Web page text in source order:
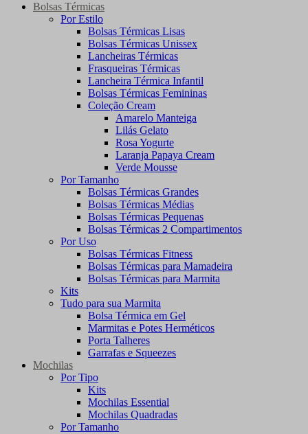
Bolsas Térmicas
Por Estilo
Bolsas Térmicas Lisas
Bolsas Térmicas Unissex
Lancheiras Térmicas
Frasqueiras Térmicas
Lancheira Térmica Infantil
Bolsas Térmicas Femininas
Coleção Cream
Amarelo Manteiga
Lilás Gelato
Rosa Yogurte
Laranja Papaya Cream
Verde Mousse
Por Tamanho
Bolsas Térmicas Grandes
Bolsas Térmicas Médias
Bolsas Térmicas Pequenas
Bolsas Térmicas 2 Compartimentos
Por Uso
Bolsas Térmicas Fitness
Bolsas Térmicas para Mamadeira
Bolsas Térmicas para Marmita
Kits
Tudo para sua Marmita
Bolsa Térmica em Gel
Marmitas e Potes Herméticos
Porta Talheres
Garrafas e Squeezes
Mochilas
Por Tipo
Kits
Mochilas Essential
Mochilas Quadradas
Por Tamanho